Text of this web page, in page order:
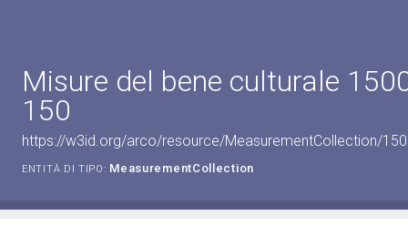
Misure del bene culturale
150
https://w3id.org/arco/resource/MeasurementCollection/
ENTITÀ DI TIPO: MeasurementCollection